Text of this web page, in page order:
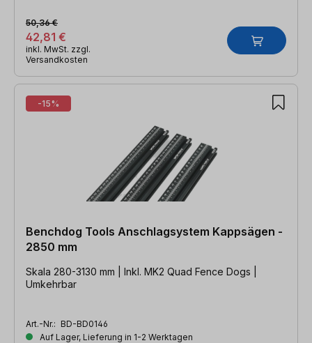
42,81 €
50,36 €
inkl. MwSt. zzgl.
Versandkosten
-15%
Benchdog Tools Anschlagsystem Kappsägen -
2850 mm
Skala 280-3130 mm | Inkl. MK2 Quad Fence Dogs |
Umkehrbar
Art.-Nr.: BD-BD0146
Auf Lager, Lieferung in 1-2 Werktagen